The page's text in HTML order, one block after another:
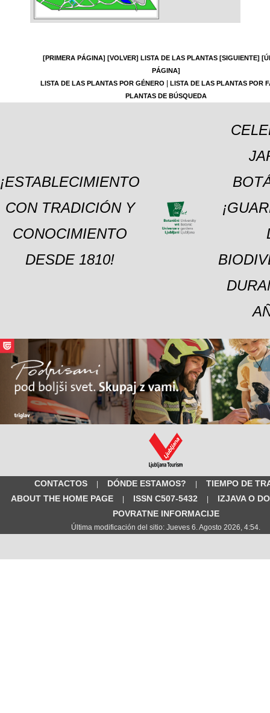
[PRIMERA PÁGINA] [VOLVER] LISTA DE LAS PLANTAS [SIGUIENTE]
PÁGINA]
LISTA DE LAS PLANTAS POR GÉNERO
LISTA DE LAS PLANTAS POR
PLANTAS DE BÚSQUEDA
¡ESTABLECIMIENTO
CON TRADICIÓN Y
CONOCIMIENTO
DESDE 1810!
CONTACTOS | DÓNDE ESTAMOS? |
TIEMPO DE
ABOUT THE HOME PAGE
| ISSN C507-5432 |
IZJAVA O
POVRATNE INFORMACIJE
Última modificación del sitio: Jueves 6. Agosto 2026, 4:54.